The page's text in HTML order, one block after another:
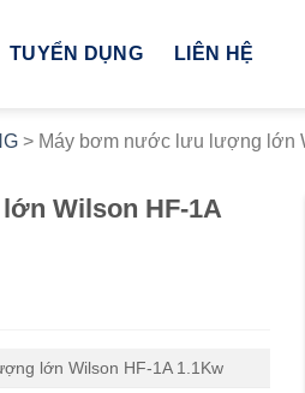
TUYỂN DỤNG LIÊN HỆ
> Máy bơm nước lưu lượng lớn
Wilson HF-1A
lớn Wilson HF-1A 1.1Kw